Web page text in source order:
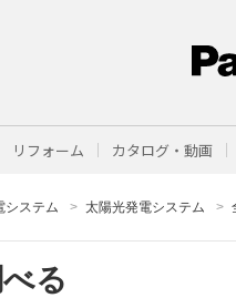
リフォーム カタログ・動画
システム 太陽光発電システム
る